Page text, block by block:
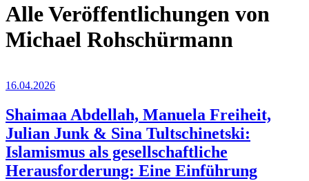
Alle Veröffentlichungen von
Michael Rohschürmann
16.04.2026
Shaimaa Abdellah, Manuela Freiheit,
Julian Junk & Sina Tultschinetski:
Islamismus als gesellschaftliche
Herausforderung: Eine Einführung